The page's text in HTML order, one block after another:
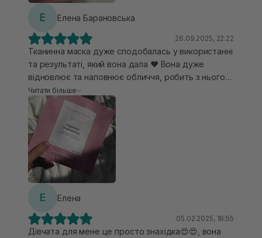
Е Елена Барановська
26.09.2025, 22:22
Тканинна маска дуже сподобалась у використанні
та результаті, який вона дала ❤️ Вона дуже
відновлює та наповнює обличчя, робить з нього
цукерочку 🙌🏼❤️‍🔥 Поверх лише використовую свій
крем і на ранок шкіра дуже приємна, наповнена та
має красивий рівний тон. Класний продукт, зручне
лекало, результат після дуже навіть хороший.
Читати більше
Е Елена
05.02.2025, 18:55
Дівчата для мене це просто знахідка😍😍, вона